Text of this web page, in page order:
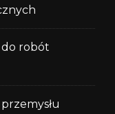
robót